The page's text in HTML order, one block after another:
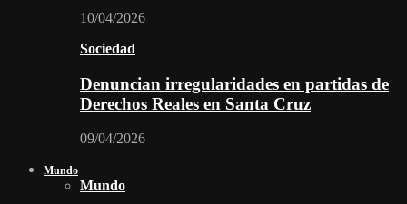
10/04/2026
Sociedad
Denuncian irregularidades en partidas de
Derechos Reales en Santa Cruz
09/04/2026
Mundo
Mundo